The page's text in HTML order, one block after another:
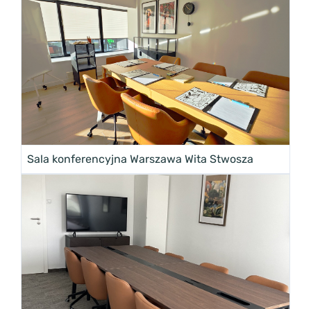
Sala konferencyjna Warszawa Wita Stwosza